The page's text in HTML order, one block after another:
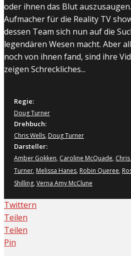
oder ihnen das Blut
Aufmacher für die Reality TV
dessen Team sich nun auf die
legendären Wesen macht. Aber
noch von ihnen fand, sind ihre
zeigen Schreckliches...
Regie:
Doug Turner
Drehbuch:
Chris Wells, Doug Turner
Darsteller:
Amber Gokken, Caroline McQuade,
Turner, Melissa Hanes, Robin Queree,
Shilling, Verna Amy McClune
Twittern
Teilen
Teilen
Pin